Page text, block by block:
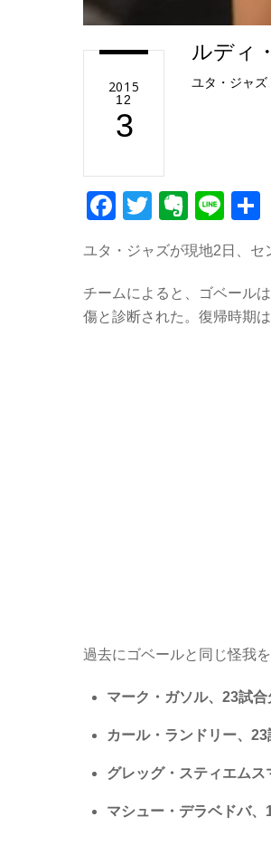
2015
12
3
ルディ
ユタ・ジャズ
F
c
e
b
T
tt
er
E
er
n
ot
Li
e
ユタ・ジャズが現地2日、セ
チームによると、ゴベール
傷と診断された。復帰時期
過去にゴベールと同じ怪我
マーク・ガソル、23試合
カール・ランドリー、
グレッグ・スティエムス
マシュー・デラベドバ、